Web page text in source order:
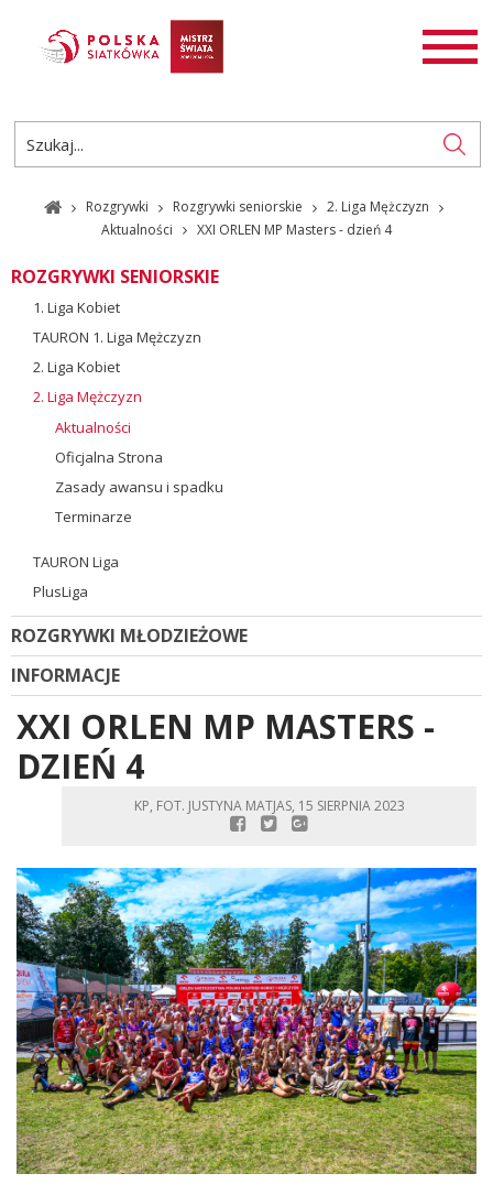
AKTUALNOŚCI
ROZGRYWKI
PL
EN
Rozgrywki Rozgrywki seniorskie
2. Liga Mężczyzn
Aktualności
XXI ORLEN MP Masters - dzień 4
ROZGRYWKI SENIORSKIE
1. Liga Kobiet
TAURON 1. Liga Mężczyzn
2. Liga Kobiet
2. Liga Mężczyzn
Aktualności
Oficjalna Strona
Zasady awansu i spadku
Terminarze
TAURON Liga
PlusLiga
ROZGRYWKI MŁODZIEŻOWE
INFORMACJE
XXI ORLEN MP MASTERS -
DZIEŃ 4
KP, FOT. JUSTYNA MATJAS, 15 SIERPNIA 2023